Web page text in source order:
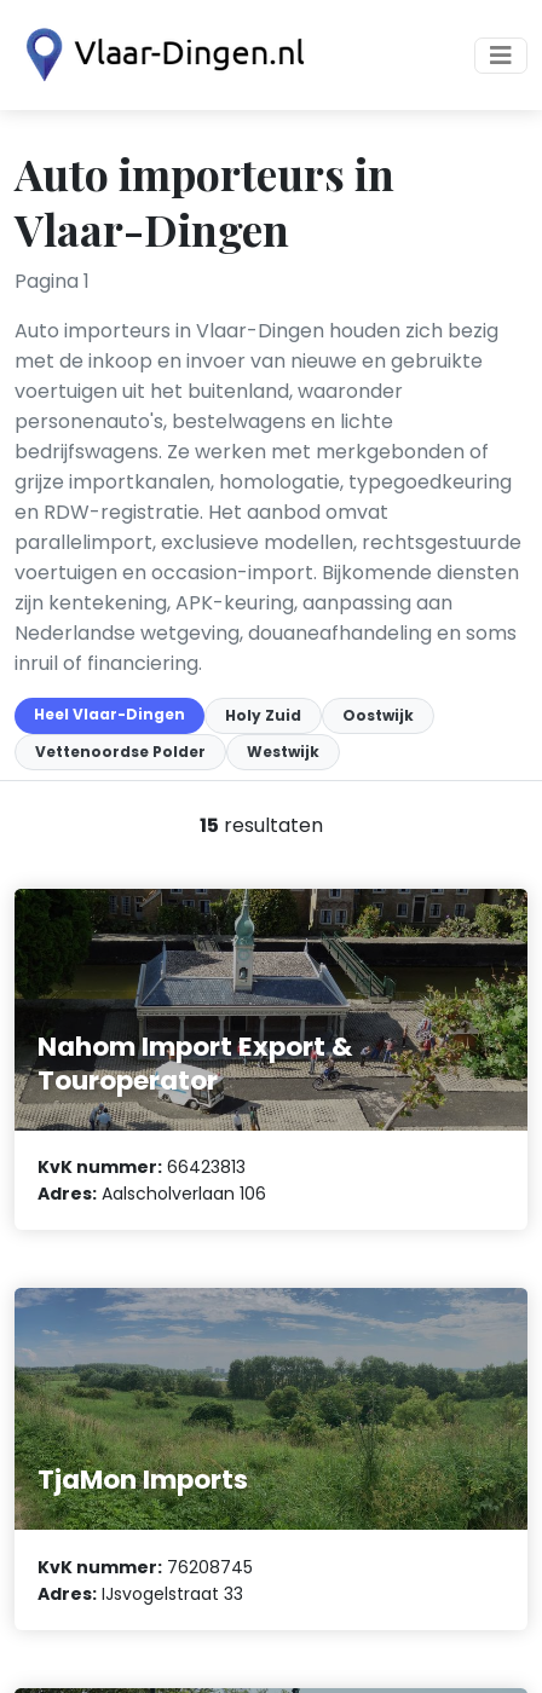
Auto importeurs in
Vlaar-Dingen
Pagina 1
Auto importeurs in Vlaar-Dingen houden zich bezig
met de inkoop en invoer van nieuwe en gebruikte
voertuigen uit het buitenland, waaronder
personenauto's, bestelwagens en lichte
bedrijfswagens. Ze werken met merkgebonden of
grijze importkanalen, homologatie, typegoedkeuring
en RDW-registratie. Het aanbod omvat
parallelimport, exclusieve modellen, rechtsgestuurde
voertuigen en occasion-import. Bijkomende diensten
zijn kentekening, APK-keuring, aanpassing aan
Nederlandse wetgeving, douaneafhandeling en soms
inruil of financiering.
Heel Vlaar-Dingen Holy Zuid
Oostwijk
Vettenoordse Polder
Westwijk
15 resultaten
Nahom Import Export &
Touroperator
KvK nummer: 66423813
Adres: Aalscholverlaan 106
TjaMon Imports
KvK nummer: 76208745
Adres: IJsvogelstraat 33